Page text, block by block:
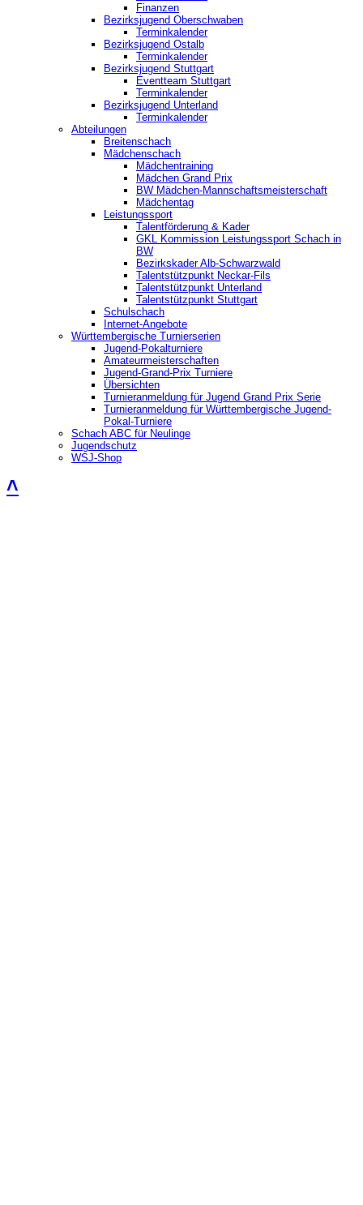
Finanzen
Bezirksjugend Oberschwaben
Terminkalender
Bezirksjugend Ostalb
Terminkalender
Bezirksjugend Stuttgart
‎Eventteam Stuttgart
Terminkalender
Bezirksjugend Unterland
Terminkalender
Abteilungen
Breitenschach
Mädchenschach
Mädchentraining
Mädchen Grand Prix
BW Mädchen-Mannschaftsmeisterschaft
Mädchentag
Leistungssport
Talentförderung & Kader
GKL Kommission Leistungssport Schach in
BW
Bezirkskader Alb-Schwarzwald
Talentstützpunkt Neckar-Fils
Talentstützpunkt Unterland
Talentstützpunkt Stuttgart
Schulschach
Internet-Angebote
Württembergische Turnierserien
Jugend-Pokalturniere
Amateurmeisterschaften
Jugend-Grand-Prix Turniere
Übersichten
Turnieranmeldung für Jugend Grand Prix Serie
Turnieranmeldung für Württembergische Jugend-
Pokal-Turniere
Schach ABC für Neulinge
Jugendschutz
WSJ-Shop
˄